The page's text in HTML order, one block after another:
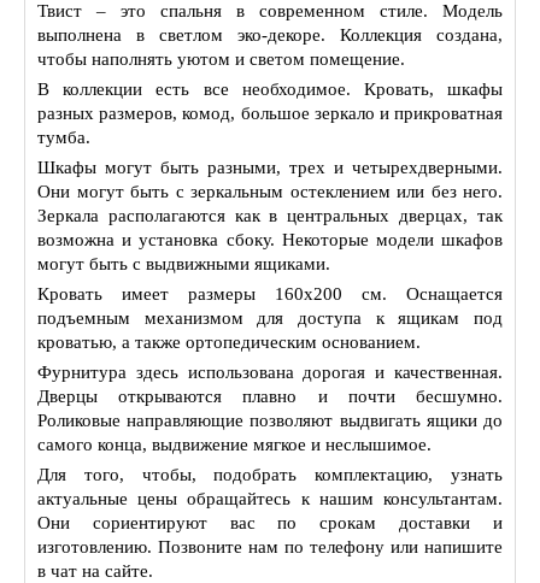
Твист – это спальня в современном стиле. Модель
выполнена в светлом эко-декоре. Коллекция создана,
чтобы наполнять уютом и светом помещение.
В коллекции есть все необходимое. Кровать, шкафы
разных размеров, комод, большое зеркало и прикроватная
тумба.
Шкафы могут быть разными, трех и четырехдверными.
Они могут быть с зеркальным остеклением или без него.
Зеркала располагаются как в центральных дверцах, так
возможна и установка сбоку. Некоторые модели шкафов
могут быть с выдвижными ящиками.
Кровать имеет размеры 160х200 см. Оснащается
подъемным механизмом для доступа к ящикам под
кроватью, а также ортопедическим основанием.
Фурнитура здесь использована дорогая и качественная.
Дверцы открываются плавно и почти бесшумно.
Роликовые направляющие позволяют выдвигать ящики до
самого конца, выдвижение мягкое и неслышимое.
Для того, чтобы, подобрать комплектацию, узнать
актуальные цены обращайтесь к нашим консультантам.
Они сориентируют вас по срокам доставки и
изготовлению. Позвоните нам по телефону или напишите
в чат на сайте.